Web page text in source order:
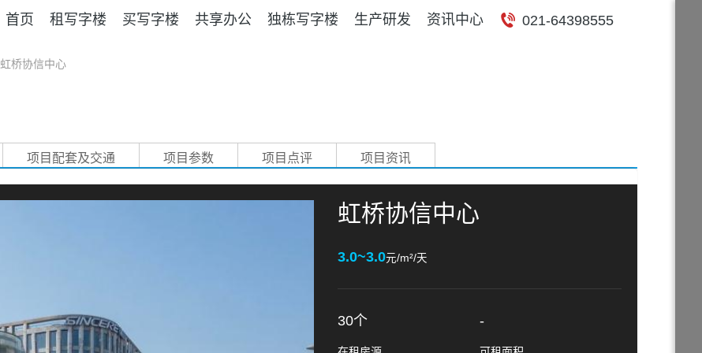
首页 租写字楼 买写字楼 共享办公 独栋写字楼 生产研发 资讯中心 021-64398555
虹桥协信中心
项目配套及交通 项目参数 项目点评 项目资讯
虹桥协信中心
3.0~3.0元/m²/天
30个 -